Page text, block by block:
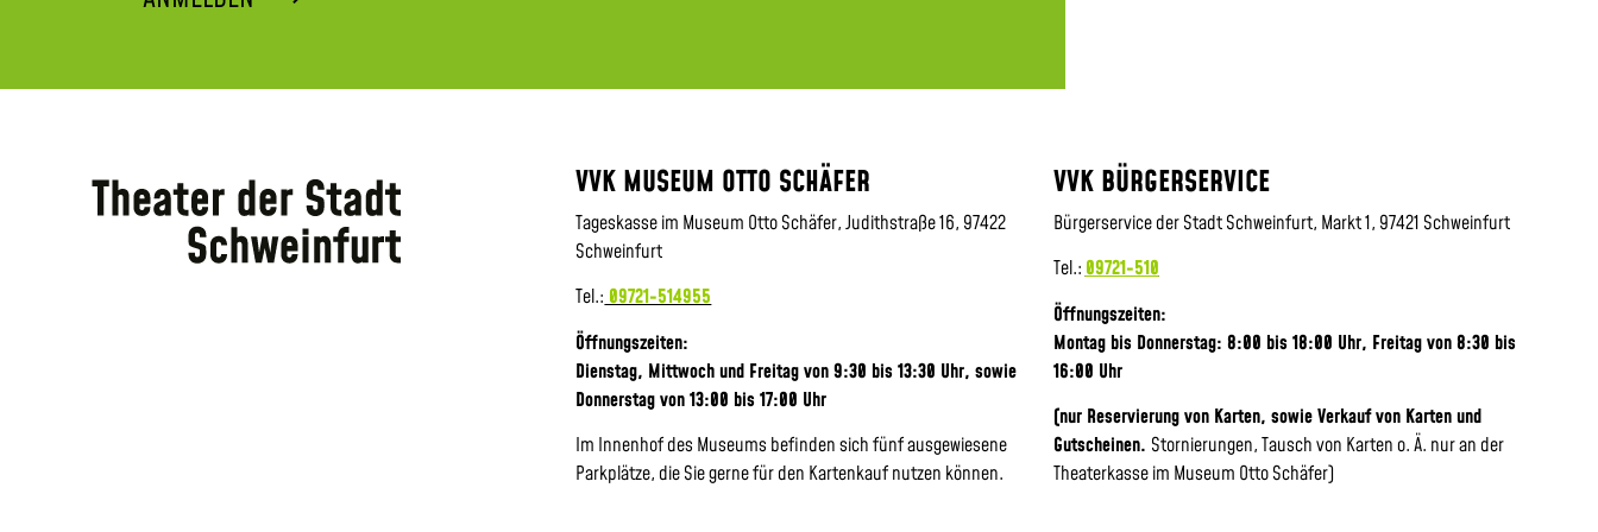
VVK MUSEUM OTTO SCHÄFER
Tageskasse im Museum Otto Schäfer, Judithstraße 16, 97422
Schweinfurt
Tel.: 09721-514955
Öffnungszeiten:
Dienstag, Mittwoch und Freitag von 9:30 bis 13:30 Uhr,sowie
Donnerstag von 13:00 bis 17:00 Uhr
Im Innenhof des Museums befinden sich fünf ausgewiesene
Parkplätze, die Sie gerne für den Kartenkauf nutzen können.
VVK BÜRGERSERVICE
Bürgerservice der Stadt Schweinfurt, Markt 1, 97421 Schweinfurt
Tel.: 09721-510
Öffnungszeiten:
Montag bis Donnerstag: 8:00 bis 18:00 Uhr, Freitag von 8:30 bis
16:00 Uhr
(nur Reservierung von Karten, sowie Verkauf von Karten und
Gutscheinen. Stornierungen, Tausch von Karten o. Ä. nur an der
Theaterkasse im Museum Otto Schäfer)